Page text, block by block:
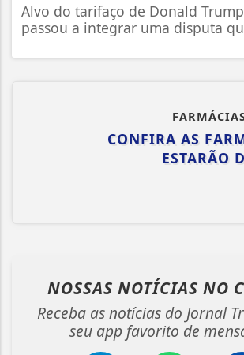
Alvo do tarifaço de Donald
passou a integrar uma disputa
CONFIRA AS
ESTARÃO
NOSSAS NOTÍCIAS NO
Receba as notícias do Jornal
seu app favorito de